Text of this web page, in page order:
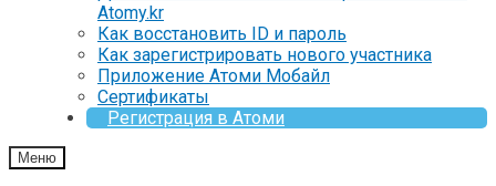
Atomy.kr
Как восстановить ID и пароль
Как зарегистрировать нового участника
Приложение Атоми Мобайл
Сертификаты
Регистрация в Атоми
Меню